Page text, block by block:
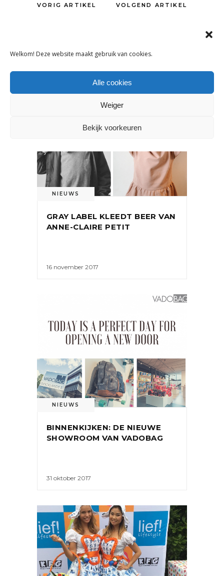
Welkom! Deze website maakt gebruik van cookies.
Alle cookies
Weiger
Bekijk voorkeuren
VORIG ARTIKEL VOLGEND ARTIKEL
NIEUWS
GRAY LABEL KLEEDT BEER VAN
ANNE-CLAIRE PETIT
16 november 2017
NIEUWS
BINNENKIJKEN: DE NIEUWE
SHOWROOM VAN VADOBAG
31 oktober 2017